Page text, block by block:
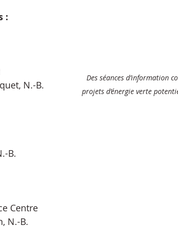
Des séances d’information
projets d’énergie verte
:
N.-B.
B.
Centre
N.-B.